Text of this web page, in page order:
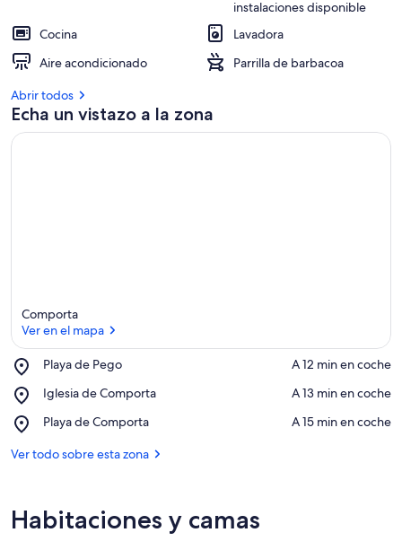
instalaciones disponible
Cocina
Lavadora
Aire acondicionado
Parrilla de barbacoa
Abrir todos
Echa un vistazo a la zona
Comporta
Ver en el mapa
Playa de Pego
Place,
de
‪A 12 min en coche‬
Iglesia de Comporta
Place,
de
‪A 13 min en coche‬
Playa de Comporta
Place,
de
‪A 15 min en coche‬
Ver todo sobre esta zona
Habitaciones y camas